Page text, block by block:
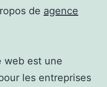
de agence
web est une
les entreprises